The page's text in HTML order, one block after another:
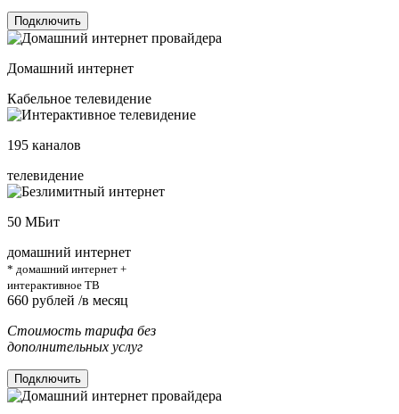
Подключить
Домашний интернет
Кабельное телевидение
195 каналов
телевидение
50 МБит
домашний интернет
* домашний интернет +
интерактивное ТВ
660 рублей /в месяц
Стоимость тарифа без
дополнительных услуг
Подключить